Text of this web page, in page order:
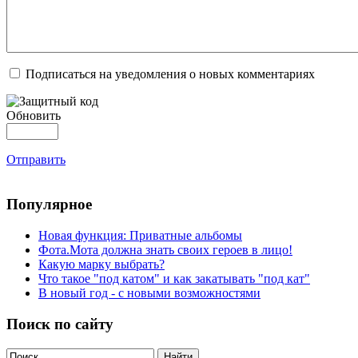
Подписаться на уведомления о новых комментариях
Обновить
Отправить
Популярное
Новая функция: Приватные альбомы
Фота.Мота должна знать своих героев в лицо!
Какую марку выбрать?
Что такое "под катом" и как закатывать "под кат"
В новый год - с новыми возможностями
Поиск по сайту